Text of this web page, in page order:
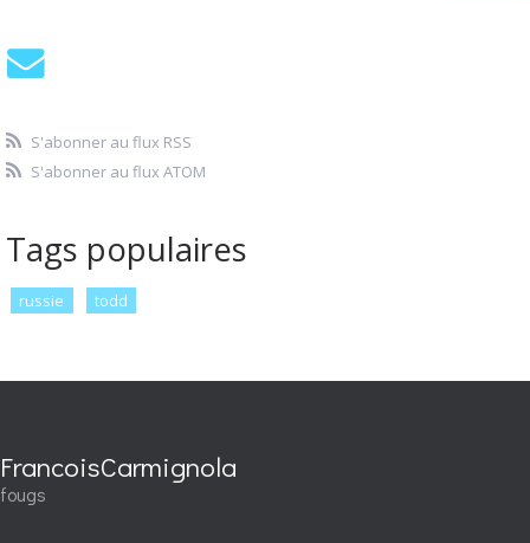
S'abonner au flux RSS
S'abonner au flux ATOM
Tags populaires
russie todd
FrancoisCarmignola
fougs